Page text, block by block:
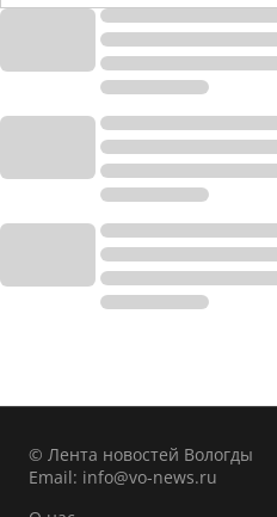
© Лента новостей Вологды
Email: info@vo-news.ru